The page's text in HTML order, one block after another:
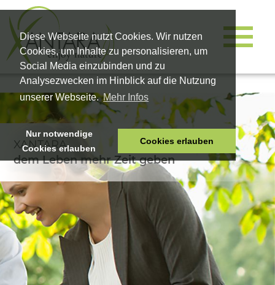
Diese Webseite nutzt Cookies. Wir nutzen
Cookies, um Inhalte zu personalisieren, um
Social Media einzubinden und zu
Analysezwecken im Hinblick auf die Nutzung
unserer Webseite.Mehr Infos
Nur notwendige
Cookies erlauben
Cookies erlauben
HOME
VITALPRODUKTE
KOSMETIK
UNTERNEHMEN
SHOP
KARRIERE
XANTARA
dem Leben mehr Zeit geben